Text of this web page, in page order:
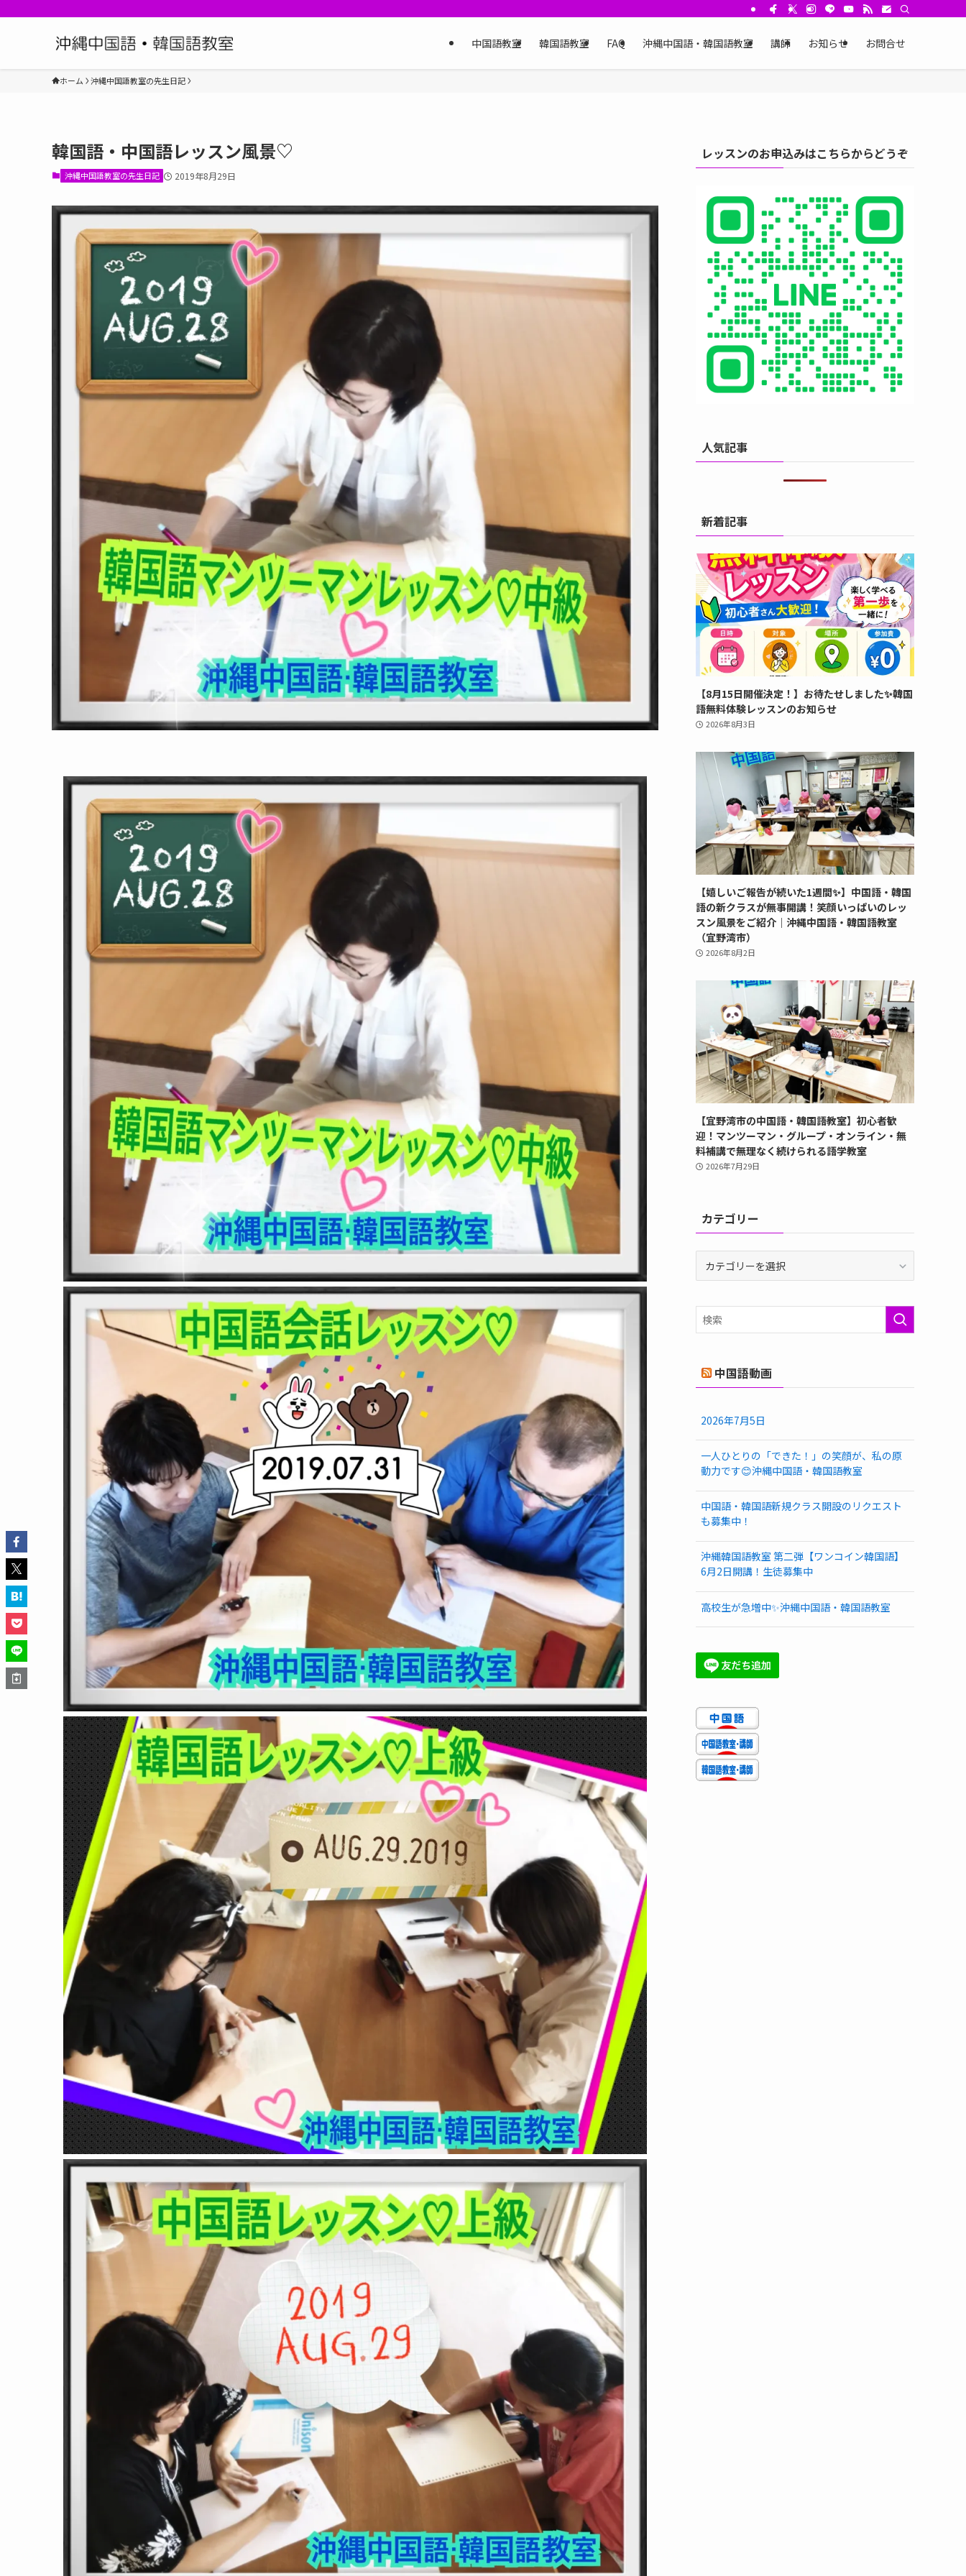
中国語教室 韓国語教室 FAQ 沖縄中国語・韓国語教室 講師 お知らせ お問合せ
ホーム 沖縄中国語教室の先生日記
韓国語・中国語レッスン風景♡
沖縄中国語教室の先生日記 2019年8月29日
レッスンのお申込みはこちらからどうぞ
人気記事
新着記事
【8月15日開催決定！】お待たせしました✨韓国
語無料体験レッスンのお知らせ
2026年8月3日
【嬉しいご報告が続いた1週間✨】中国語・韓国
語の新クラスが無事開講！笑顔いっぱいのレッ
スン風景をご紹介｜沖縄中国語・韓国語教室
（宜野湾市）
2026年8月2日
【宜野湾市の中国語・韓国語教室】初心者歓
迎！マンツーマン・グループ・オンライン・無
料補講で無理なく続けられる語学教室
2026年7月29日
カテゴリー
リ
ー
中国語動画
2026年7月5日
一人ひとりの「できた！」の笑顔が、私の原
動力です😊沖縄中国語・韓国語教室
中国語・韓国語新規クラス開設のリクエスト
も募集中！
沖縄韓国語教室 第二弾【ワンコイン韓国語】
6月2日開講！生徒募集中
高校生が急増中✨沖縄中国語・韓国語教室